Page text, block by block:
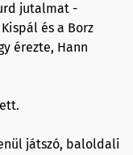
jutalmat -
és a Borz
érezte, Hann
játszó, baloldali